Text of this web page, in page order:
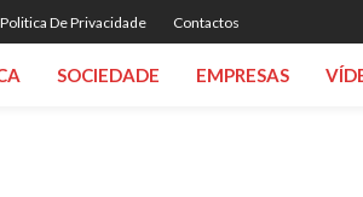
Politica De Privacidade Contactos
SOCIEDADE EMPRESAS